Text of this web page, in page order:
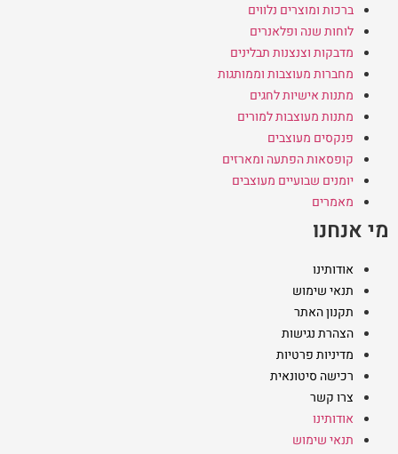
ברכות ומוצרים נלווים
לוחות שנה ופלאנרים
מדבקות וצנצנות תבלינים
מחברות מעוצבות וממותגות
מתנות אישיות לחגים
מתנות מעוצבות למורים
פנקסים מעוצבים
קופסאות הפתעה ומארזים
יומנים שבועיים מעוצבים
מאמרים
מי אנחנו
אודותינו
תנאי שימוש
תקנון האתר
הצהרת נגישות
מדיניות פרטיות
רכישה סיטונאית
צרו קשר
אודותינו
תנאי שימוש